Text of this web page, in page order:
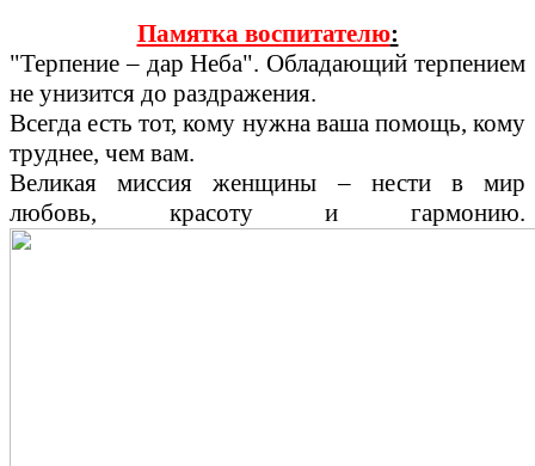
Памятка воспитателю:
"Терпение – дар Неба". Обладающий терпением
не унизится до раздражения.
Всегда есть тот, кому нужна ваша помощь, кому
труднее, чем вам.
Великая миссия женщины – нести в мир
любовь, красоту и гармонию.